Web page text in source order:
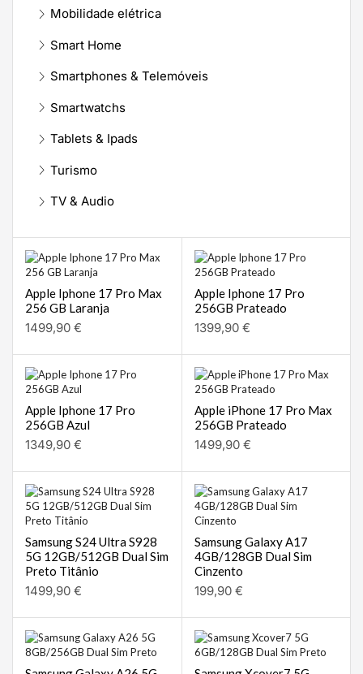
Mobilidade elétrica
Smart Home
Smartphones & Telemóveis
Smartwatchs
Tablets & Ipads
Turismo
TV & Audio
Apple Iphone 17 Pro Max
256 GB Laranja
1499,90 €
Apple Iphone 17 Pro
256GB Prateado
1399,90 €
Apple Iphone 17 Pro
256GB Azul
1349,90 €
Apple iPhone 17 Pro Max
256GB Prateado
1499,90 €
Samsung S24 Ultra S928
5G 12GB/512GB Dual Sim
Preto Titânio
1499,90 €
Samsung Galaxy A17
4GB/128GB Dual Sim
Cinzento
199,90 €